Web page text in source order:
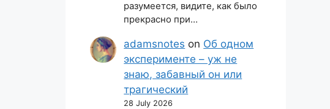
разумеется, видите, как было
прекрасно при…
adamsnotes on Об одном
эксперименте – уж не
знаю, забавный он или
трагический
28 July 2026